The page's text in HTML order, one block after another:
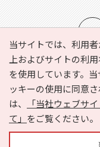
当サイトでは、利用
上およびサイトの利
を使用しています。
ッキーの使用に同意
は、
「当社ウェブサ
て」 をご覧ください。
e-NAVITA（イーナビ
利用規約
個人
サイトマップ